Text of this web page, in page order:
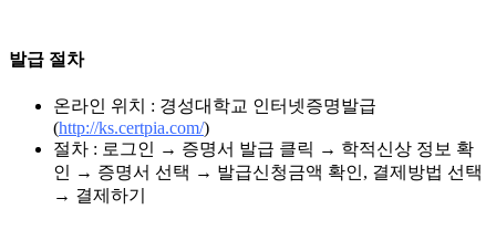
발급 절차
온라인 위치 : 경성대학교 인터넷증명발급
(http://ks.certpia.com/)
절차 : 로그인 → 증명서 발급 클릭 → 학적신상 정보 확
인 → 증명서 선택 → 발급신청금액 확인, 결제방법 선택
→ 결제하기